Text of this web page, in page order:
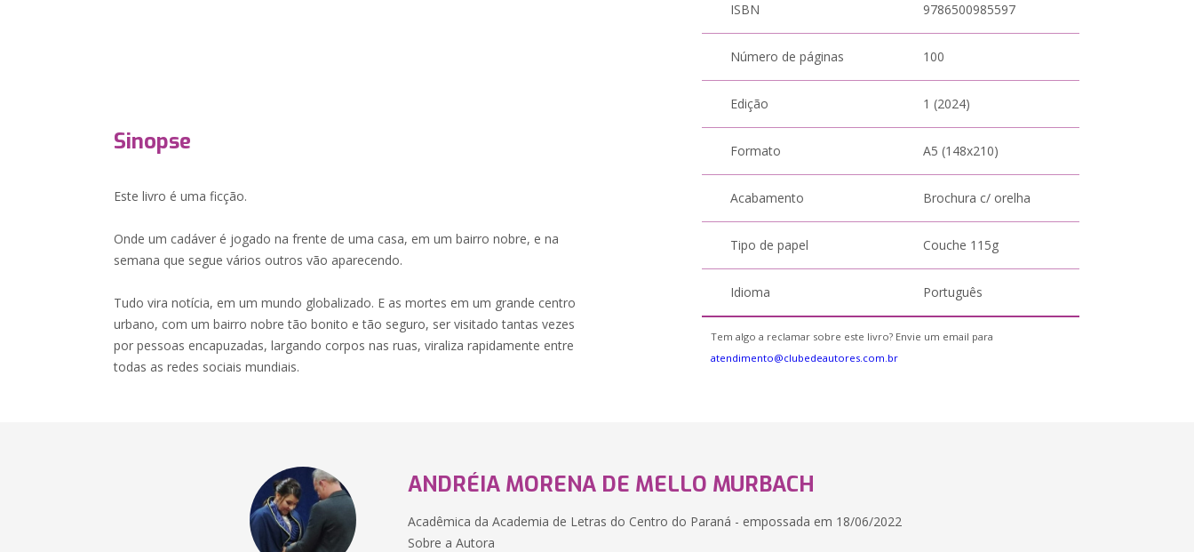
Sinopse
Este livro é uma ficção.
Onde um cadáver é jogado na frente de uma casa, em um bairro nobre, e na
semana que segue vários outros vão aparecendo.
Tudo vira notícia, em um mundo globalizado. E as mortes em um grande centro
urbano, com um bairro nobre tão bonito e tão seguro, ser visitado tantas vezes
por pessoas encapuzadas, largando corpos nas ruas, viraliza rapidamente entre
todas as redes sociais mundiais.
ISBN 9786500985597
Número de páginas 100
Edição 1 (2024)
Formato A5 (148x210)
Acabamento Brochura c/ orelha
Tipo de papel Couche 115g
Idioma Português
Tem algo a reclamar sobre este livro? Envie um email para
atendimento@clubedeautores.com.br
ANDRÉIA MORENA DE MELLO MURBACH
Acadêmica da Academia de Letras do Centro do Paraná - empossada em 18/06/2022
Sobre a Autora